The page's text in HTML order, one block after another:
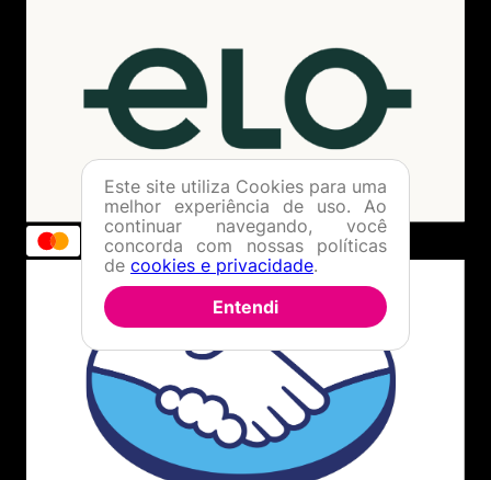
Este site utiliza Cookies para uma
melhor experiência de uso. Ao
continuar navegando, você
concorda com nossas políticas
de cookies e privacidade.
Entendi